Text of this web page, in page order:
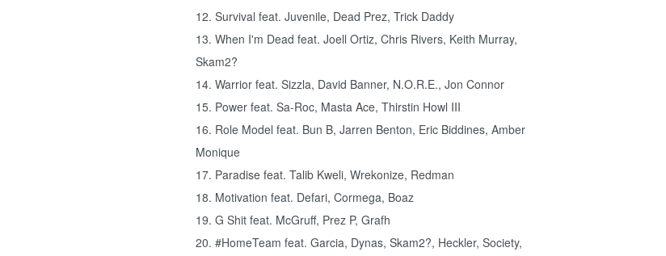
12. Survival feat. Juvenile, Dead Prez, Trick Daddy
13. When I'm Dead feat. Joell Ortiz, Chris Rivers, Keith Murray,
Skam2?
14. Warrior feat. Sizzla, David Banner, N.O.R.E., Jon Connor
15. Power feat. Sa-Roc, Masta Ace, Thirstin Howl III
16. Role Model feat. Bun B, Jarren Benton, Eric Biddines, Amber
Monique
17. Paradise feat. Talib Kweli, Wrekonize, Redman
18. Motivation feat. Defari, Cormega, Boaz
19. G Shit feat. McGruff, Prez P, Grafh
20. #HomeTeam feat. Garcia, Dynas, Skam2?, Heckler, Society,